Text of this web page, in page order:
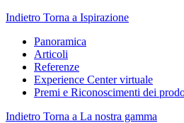
Indietro Torna a Ispirazione
Panoramica
Articoli
Referenze
Experience Center virtuale
Premi e Riconoscimenti dei
Indietro Torna a La nostra gamma